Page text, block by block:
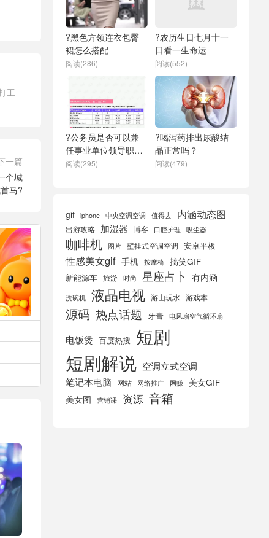
工
一篇
个城
马?
?黑色方领连衣包臀
裙怎么搭配
阅读(286)
?农历生日七月十一
日看一生命运
阅读(552)
?公务员是否可以兼
任事业单位领导职务
怎么填
阅读(295)
?喝泻药排出尿酸结
晶正常吗？
阅读(479)
gif iphone 中央空调空调 值得去 内涵动态图
出游攻略 加湿器 博客 口腔护理 吸尘器
咖啡机 图片 壁挂式空调空调 安卓平板
性感美女gif 手机 按摩椅 搞笑GIF
新能源车 旅游 时尚 星座占卜 有内涵
洗碗机 液晶电视 游山玩水 游戏本
源码 热点话题 牙膏 电风扇空气循环扇
电饭煲 百度热搜 短剧
短剧解说 空调立式空调
笔记本电脑 网站 网络推广 网赚
美女GIF
美女图
营销课 资源 音箱